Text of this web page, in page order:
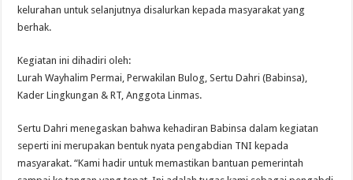
kelurahan untuk selanjutnya disalurkan kepada masyarakat yang
berhak.
Kegiatan ini dihadiri oleh:
Lurah Wayhalim Permai, Perwakilan Bulog, Sertu Dahri (Babinsa),
Kader Lingkungan & RT, Anggota Linmas.
Sertu Dahri menegaskan bahwa kehadiran Babinsa dalam kegiatan
seperti ini merupakan bentuk nyata pengabdian TNI kepada
masyarakat. “Kami hadir untuk memastikan bantuan pemerintah